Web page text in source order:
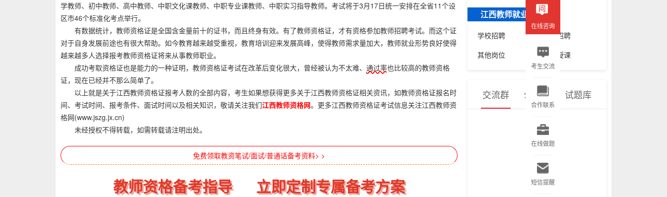
在线咨询
考生交流
合作联系
在线做题
短信提醒
学教师、初中教师、高中教师、中职文化课教师、中职专业课教师、中职实习指导教师。考试将于3月17日统一安排在全省11个设
区市46个标准化考点举行。
有数据统计，教师资格证是全国含金量前十的证书，而且终身有效。有了教师资格证，才有资格参加教师招聘考试。而这个证
对于自身发展前途也有很大帮助。如今教育越来越受重视，教育培训迎来发展高峰，使得教师需求量加大，教师就业形势良好使得
越来越多人选择报考教师资格证将来从事教师职业。
成功考取资格证也是能力的一种证明，教师资格证考试在改革后变化很大，曾经被认为不太难、 通过率也比较高的教师资格
证，现在已经并不那么简单了。
以上就是关于江西教师资格证报考人数的全部内容，考生如果想获得更多关于江西教师资格证相关资讯，如教师资格证报名时
间、考试时间、报考条件、面试时间以及相关知识，敬请关注我们江西教师资格网。更多江西教师资格证考试信息关注江西教师资
格网(www.jszg.jx.cn)
未经授权不得转载，如需转载请注明出处。
免费领取教资笔试/面试/普通话备考资料> >
教师资格备考指导 立即定制专属备考方案
江西教师就业频道
学校招聘
机构招聘
其他岗位
线上授课
交流群 公众号 试题库